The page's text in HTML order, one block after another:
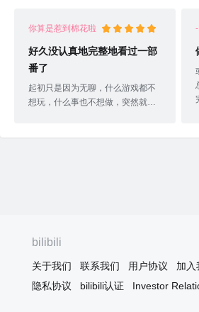
你算是惹到棉花啦
好久没认真地完整地看过一部
番了
起初只是因为无聊，什么游戏都不
想玩，什么事也不想做，突然就想
安静的过往时光，而回忆过去，也
bilibili
关于我们 联系我们 用户协议
加入
隐私协议
bilibili认证 Investor